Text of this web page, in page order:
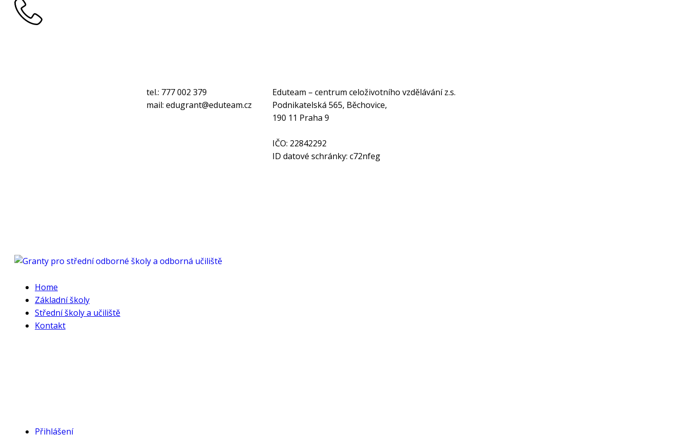
tel.: 777 002 379
mail: edugrant@eduteam.cz
Eduteam – centrum celoživotního vzdělávání z.s.
Podnikatelská 565, Běchovice,
190 11 Praha 9
IČO: 22842292
ID datové schránky: c72nfeg
Home
Základní školy
Střední školy a učiliště
Kontakt
Přihlášení